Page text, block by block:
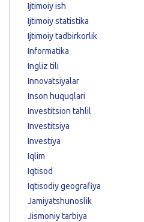
Ijtimoiy ish
Ijtimoiy statistika
Ijtimoiy tadbirkorlik
Informatika
Ingliz tili
Innovatsiyalar
Inson huquqlari
Investitsion tahlil
Investitsiya
Investiya
Iqlim
Iqtisod
Iqtisodiy geografiya
Jamiyatshunoslik
Jismoniy tarbiya